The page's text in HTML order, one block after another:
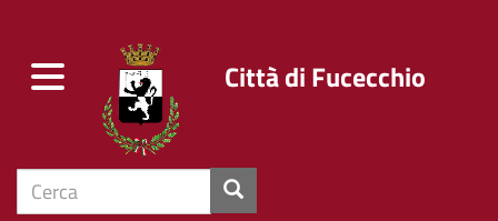
Toggle
navigation
Città di Fucecchio
cerca